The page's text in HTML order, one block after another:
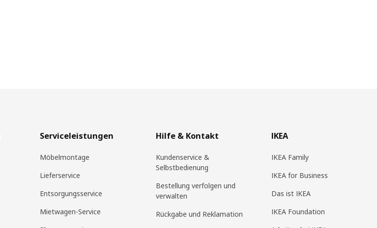
Serviceleistungen
Möbelmontage
Lieferservice
Entsorgungsservice
Mietwagen-Service
Hilfe & Kontakt
Kundenservice &
Selbstbedienung
Bestellung verfolgen und
verwalten
Rückgabe und Reklamation
IKEA
IKEA Family
IKEA for Business
Das ist IKEA
IKEA Foundation